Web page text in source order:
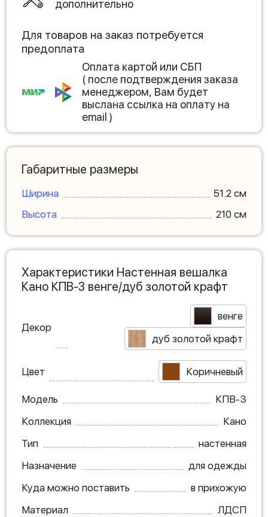
дополнительно
Для товаров на заказ потребуется
предоплата
Оплата картой или СБП
( после подтверждения заказа
менеджером, Вам будет
выслана ссылка на оплату на
email )
Габаритные размеры
Ширина
51.2 см
Высота
210 см
Характеристики Настенная вешалка
Кано КПВ-3 венге/дуб золотой крафт
Декор
венге
дуб золотой крафт
Цвет Коричневый
Модель
КПВ-3
Коллекция
Кано
Тип
настенная
Назначение
для одежды
Куда можно поставить
в прихожую
Материал
ЛДСП